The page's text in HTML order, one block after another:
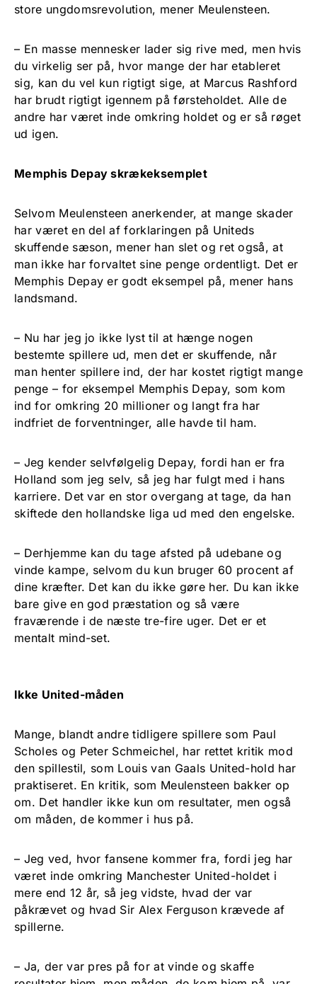
store ungdomsrevolution, mener Meulensteen.
– En masse mennesker lader sig rive med, men hvis
du virkelig ser på, hvor mange der har etableret
sig, kan du vel kun rigtigt sige, at Marcus Rashford
har brudt rigtigt igennem på førsteholdet. Alle de
andre har været inde omkring holdet og er så røget
ud igen.
Memphis Depay skrækeksemplet
Selvom Meulensteen anerkender, at mange skader
har været en del af forklaringen på Uniteds
skuffende sæson, mener han slet og ret også, at
man ikke har forvaltet sine penge ordentligt. Det er
Memphis Depay er godt eksempel på, mener hans
landsmand.
– Nu har jeg jo ikke lyst til at hænge nogen
bestemte spillere ud, men det er skuffende, når
man henter spillere ind, der har kostet rigtigt mange
penge – for eksempel Memphis Depay, som kom
ind for omkring 20 millioner og langt fra har
indfriet de forventninger, alle havde til ham.
– Jeg kender selvfølgelig Depay, fordi han er fra
Holland som jeg selv, så jeg har fulgt med i hans
karriere. Det var en stor overgang at tage, da han
skiftede den hollandske liga ud med den engelske.
– Derhjemme kan du tage afsted på udebane og
vinde kampe, selvom du kun bruger 60 procent af
dine kræfter. Det kan du ikke gøre her. Du kan ikke
bare give en god præstation og så være
fraværende i de næste tre-fire uger. Det er et
mentalt mind-set.
Ikke United-måden
Mange, blandt andre tidligere spillere som Paul
Scholes og Peter Schmeichel, har rettet kritik mod
den spillestil, som Louis van Gaals United-hold har
praktiseret. En kritik, som Meulensteen bakker op
om. Det handler ikke kun om resultater, men også
om måden, de kommer i hus på.
– Jeg ved, hvor fansene kommer fra, fordi jeg har
været inde omkring Manchester United-holdet i
mere end 12 år, så jeg vidste, hvad der var
påkrævet og hvad Sir Alex Ferguson krævede af
spillerne.
– Ja, der var pres på for at vinde og skaffe